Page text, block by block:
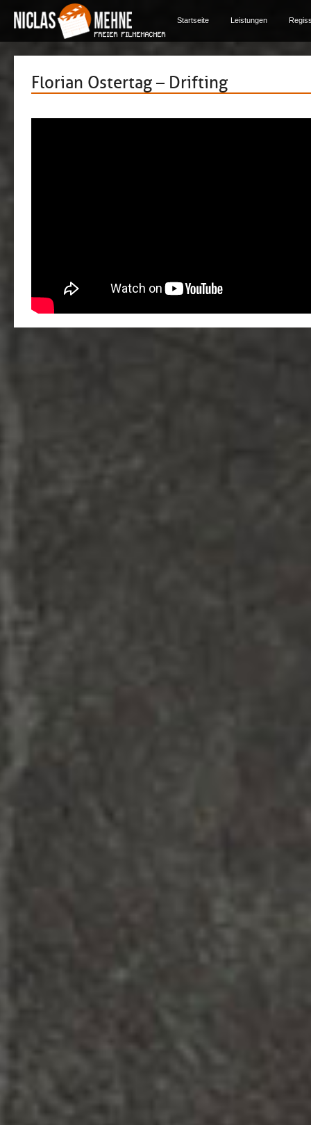
Startseite Leistungen
Florian Ostertag – Drifting